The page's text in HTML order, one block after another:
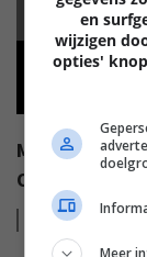
MALWARE OP
OM HET TE
Leesmeer
en
wijzigen
opties'
Meer